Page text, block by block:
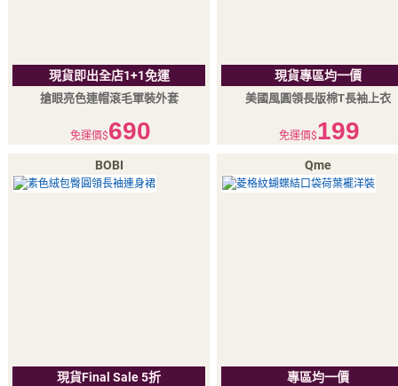
現貨即出全店1+1免運
搶眼亮色連帽滾毛軍裝外套
免運價$690
現貨專區均一價
美國風圓領長版棉T長袖上衣
免運價$199
BOBI
現貨Final Sale 5折
Qme
專區均一價